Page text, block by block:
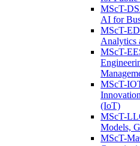
MScT-
AI for
MScT-
Analytics
MScT-
MScT-
(IoT)
MScT-
Models,
MScT-